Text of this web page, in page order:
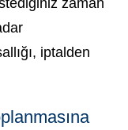
zaman
iptalden